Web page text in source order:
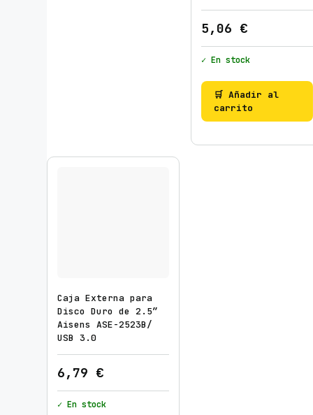
5,06 €
✓ En stock
🛒 Añadir al
carrito
Caja Externa para
Disco Duro de 2.5″
Aisens ASE-2523B/
USB 3.0
6,79 €
✓ En stock